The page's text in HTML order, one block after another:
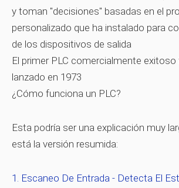
y toman "decisiones" basadas en el
personalizado que ha instalado para
de los dispositivos de salida
El primer PLC comercialmente exitoso
lanzado en 1973
¿Cómo funciona un PLC?
Esta podría ser una explicación muy
está la versión resumida:
Escaneo De Entrada - Detecta El